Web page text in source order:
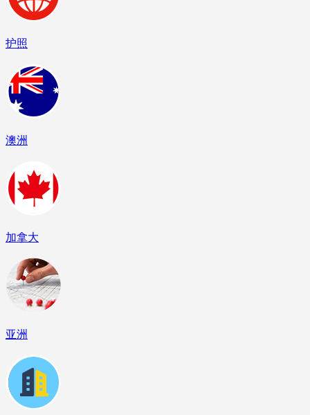
护照
澳洲
加拿大
亚洲